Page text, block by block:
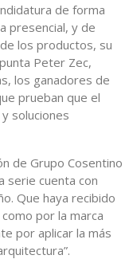
de forma
presencial, y de
los productos, su
Peter Zec,
los ganadores de
prueban que el
soluciones
de Grupo Cosentino
serie cuenta con
Que haya recibido
por la marca
por aplicar la más